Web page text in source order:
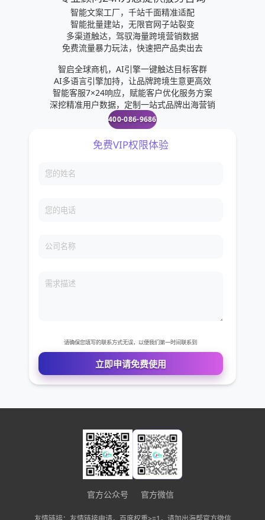
智能文案工厂，千站千面精准适配
智能批量建站，无限官网子站裂变
多渠道触达，驾驭海量跨境营销数据
免费流量暴力玩法，快速把产品卖出去
智启全球商机，AI引擎一键触达目标客群
AI多语言引擎加持，让品牌跨境生意更高效
智能客服7×24响应，赋能客户优化服务方案
深挖精准用户数据，定制一站式品牌出海营销
400-086-9686
免费VIP权限体验
您的姓名
官方公众号 官方微信